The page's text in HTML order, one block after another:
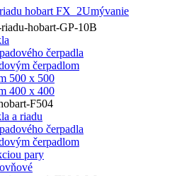
Umývanie
čerpadla
čerpadlom
500 x 500
400 x 400
a riadu
čerpadla
čerpadlom
pary